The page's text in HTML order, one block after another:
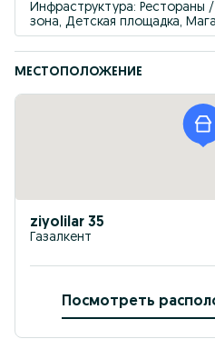
Инфраструктура: Рестораны
зона, Детская площадка,
МЕСТОПОЛОЖЕНИЕ
ziyolilar 35
Газалкент
Посмотреть